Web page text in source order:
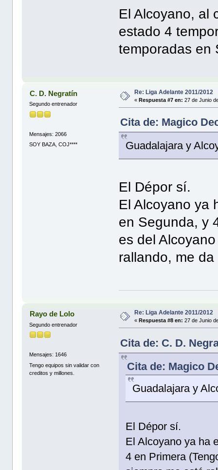
El Alcoyano, al
estado 4
temporadas en
C. D. Negratín
Segundo entrenador
Mensajes: 2066
SOY BAZA, COJ****
Re: Liga Adelante 2011/2012
«Respuesta #7 en: 27 de Junio
Cita de: Magico
Guadalajara y
El Dépor sí.
El Alcoyano ya
en Segunda, y
es del
rallando, me
Rayo de Lolo
Segundo entrenador
Mensajes: 1646
Tengo equipos sin validar con
creditos y millones.
Re: Liga Adelante 2011/2012
«Respuesta #8 en: 27 de Junio
Cita de: C. D.
Cita de: Magico
Guadalajara y
El Dépor sí.
El Alcoyano ya ha
4 en Primera